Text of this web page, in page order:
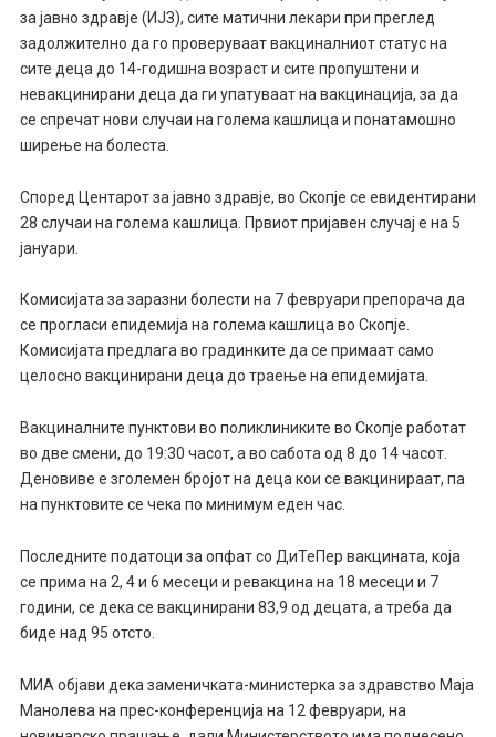
за јавно здравје (ИЈЗ), сите матични лекари при преглед
задолжително да го проверуваат вакциналниот статус на
сите деца до 14-годишна возраст и сите пропуштени и
невакцинирани деца да ги упатуваат на вакцинација, за да
се спречат нови случаи на голема кашлица и понатамошно
ширење на болеста.
Според Центарот за јавно здравје, во Скопје се евидентирани
28 случаи на голема кашлица. Првиот пријавен случај е на 5
јануари.
Комисијата за заразни болести на 7 февруари препорача да
се прогласи епидемија на голема кашлица во Скопје.
Комисијата предлага во градинките да се примаат само
целосно вакцинирани деца до траење на епидемијата.
Вакциналните пунктови во поликлиниките во Скопје работат
во две смени, до 19:30 часот, а во сабота од 8 до 14 часот.
Деновиве е зголемен бројот на деца кои се вакцинираат, па
на пунктовите се чека по минимум еден час.
Последните податоци за опфат со ДиТеПер вакцината, која
се прима на 2, 4 и 6 месеци и ревакцина на 18 месеци и 7
години, се дека се вакцинирани 83,9 од децата, а треба да
биде над 95 отсто.
МИА објави дека заменичката-министерка за здравство Маја
Манолева на прес-конференција на 12 февруари, на